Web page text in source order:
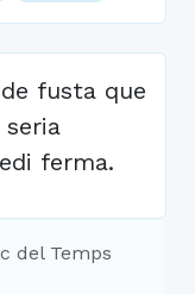
fusta que
ferma.
del Temps